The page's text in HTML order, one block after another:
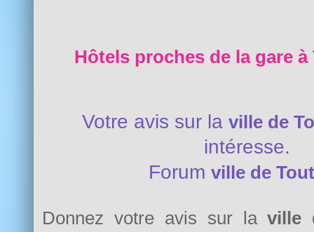
Hôtels proches de la gare à
Votre avis sur la ville de
intéresse.
Forum ville de
Donnez votre avis sur laville